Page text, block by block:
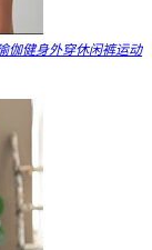
伽健身外穿休闲裤运动